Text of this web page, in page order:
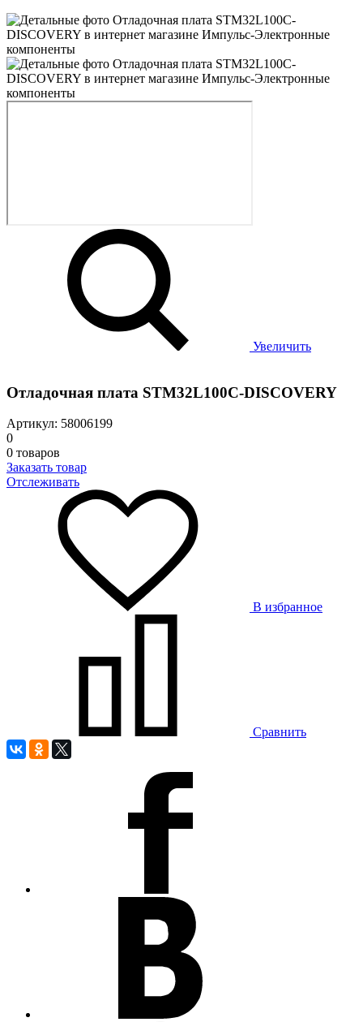
Увеличить
Отладочная плата STM32L100C-DISCOVERY
Артикул: 58006199
0
0 товаров
Заказать товар
Отслеживать
В избранное
Сравнить